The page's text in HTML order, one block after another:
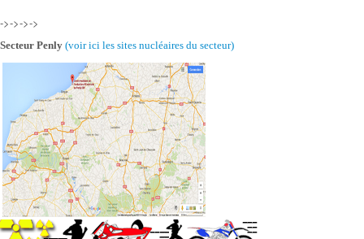
->->->->
Secteur Penly (voir ici les sites nucléaires du secteur)